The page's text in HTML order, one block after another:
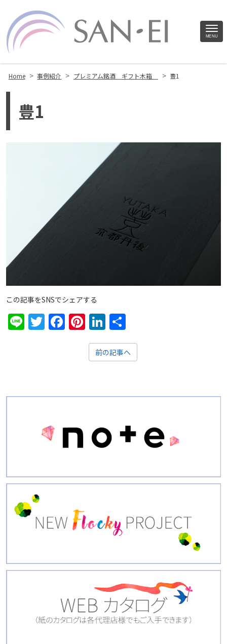
MENU
Home > 事例紹介 > プレミアム銘酒 ギフト木箱 > 豊1
豊1
この記事をSNSでシェアする
LineTwitter
Facebook
Pinterest
LinkedIn
有
前の記事へ
Site
Footer